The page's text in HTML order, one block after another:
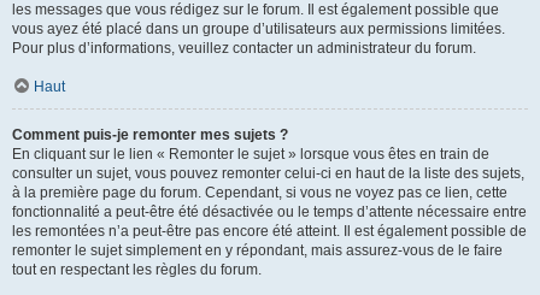
les messages que vous rédigez sur le forum. Il est également possible que
vous ayez été placé dans un groupe d’utilisateurs aux permissions limitées.
Pour plus d’informations, veuillez contacter un administrateur du forum.
Haut
Comment puis-je remonter mes sujets ?
En cliquant sur le lien « Remonter le sujet » lorsque vous êtes en train de
consulter un sujet, vous pouvez remonter celui-ci en haut de la liste des sujets,
à la première page du forum. Cependant, si vous ne voyez pas ce lien, cette
fonctionnalité a peut-être été désactivée ou le temps d’attente nécessaire entre
les remontées n’a peut-être pas encore été atteint. Il est également possible de
remonter le sujet simplement en y répondant, mais assurez-vous de le faire
tout en respectant les règles du forum.